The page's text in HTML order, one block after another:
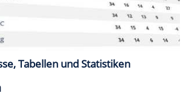
Tabellen und Statistiken